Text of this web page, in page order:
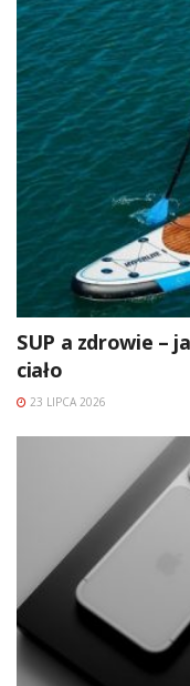
SUP a zdrowie –
ciało
23 LIPCA 2026